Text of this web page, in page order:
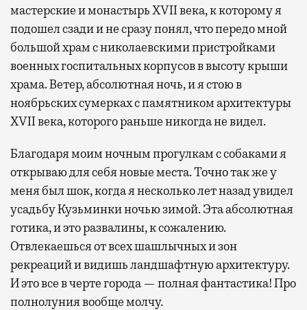
мастерские и монастырь XVII века, к которому я
подошел сзади и не сразу понял, что передо мной
большой храм с николаевскими пристройками
военных госпитальных корпусов в высоту крыши
храма. Ветер, абсолютная ночь, и я стою в
ноябрьских сумерках с памятником архитектуры
XVII века, которого раньше никогда не видел.
Благодаря моим ночным прогулкам с собаками я
открываю для себя новые места. Точно так же у
меня был шок, когда я несколько лет назад увидел
усадьбу Кузьминки ночью зимой. Эта абсолютная
готика, и это развалины, к сожалению.
Отвлекаешься от всех шашлычных и зон
рекреаций и видишь ландшафтную архитектуру.
И это все в черте города — полная фантастика! Про
полнолуния вообще молчу.